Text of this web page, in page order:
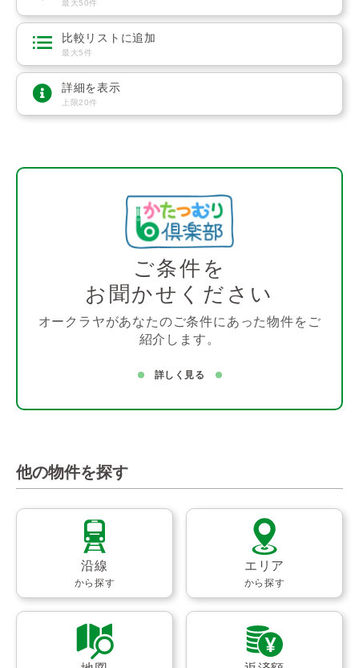
最大50件
比較リストに追加
最大5件
詳細を表示
上限20件
ご条件を
お聞かせください
オークラヤがあなたのご条件にあった物件をご
紹介します。
詳しく見る
他の物件を探す
沿線
から探す
エリア
から探す